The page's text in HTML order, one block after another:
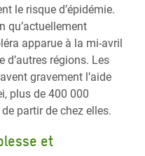
le risque d’épidémie.
qu’actuellement
apparue à la mi-avril
d’autres régions. Les
gravement l’aide
plus de 400 000
partir de chez elles.
et